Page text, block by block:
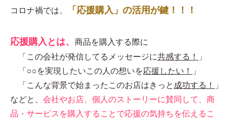
コロナ禍では、 「応援購入」の活用が鍵！！！
応援購入とは、 商品を購入する際に
「この会社が発信してるメッセージに共感する！
」
「○○を実現したいこの人の想いを応援したい！
」
「こんな背景で始まったこのお店はきっと 成功する！
」
などと、 会社やお店、個人のストーリーに賛同して、商
品・サービスを購入することで応援の気持ちを伝えるこ